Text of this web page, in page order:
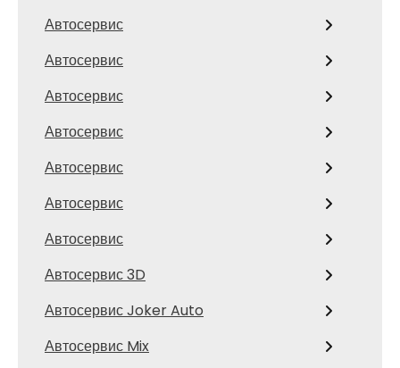
Автосервис
Автосервис
Автосервис
Автосервис
Автосервис
Автосервис
Автосервис
Автосервис 3D
Автосервис Joker Auto
Автосервис Mix